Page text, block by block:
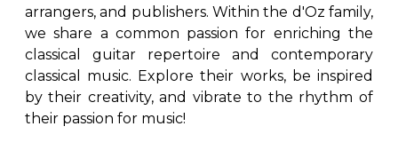
SHEET MUSIC FOR OTHER
INSTRUMENTS
SHEET MUSIC FOR ENSEMBLE
3 Guitars
4 Guitars
5 Guitars and More
Guitar Ensemble
Guitar Orchestra
arrangers, and publishers. Within the d'Oz family,
we share a common passion for enriching the
classical guitar repertoire and contemporary
classical music. Explore their works, be inspired
by their creativity, and vibrate to the rhythm of
their passion for music!